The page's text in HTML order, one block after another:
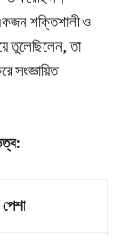
শক্তিশালী ও
তুলেছিলেন, তা
সংজ্ঞায়িত